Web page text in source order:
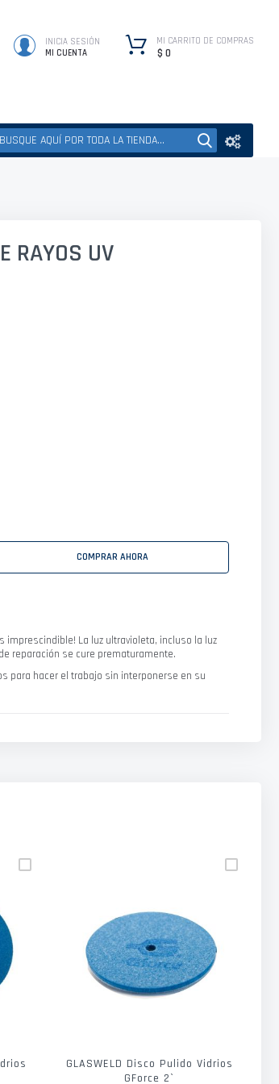
INICIA SESIÓN
MI CUENTA
MI CARRITO DE COMPRAS
$ 0
RAYOS UV
COMPRAR AHORA
imprescindible! La luz ultravioleta, incluso la luz
reparación se cure prematuramente.
para hacer el trabajo sin interponerse en su
GLASWELD Disco Pulido Vidrios
GForce 2`